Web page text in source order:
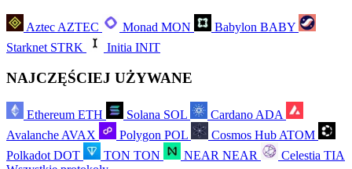
AztecAZTEC Monad MON Babylon BABY
Starknet STRK Initia INIT
NAJCZĘŚCIEJ UŻYWANE
Ethereum ETH Solana SOL Cardano ADA
Avalanche AVAX Polygon POL Cosmos Hub ATOM
Polkadot DOT TON TON NEAR NEAR Celestia TIA